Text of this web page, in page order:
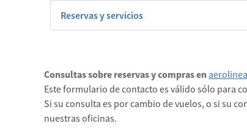
Reservas y servicios
Consultas sobre reservas y compras en
Este formulario de contacto es válido sólo para
Si su consulta es por cambio de vuelos, o si su
nuestras oficinas.